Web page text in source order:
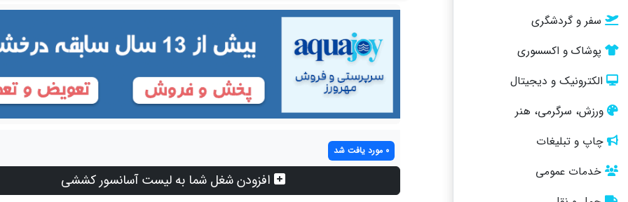
سفر و گردشگری
پوشاک و اکسسوری
الکترونیک و دیجیتال
ورزش، سرگرمی، هنر
چاپ و تبلیغات
خدمات عمومی
0 مورد یافت شد
افزودن شغل شما به لیست آسانسور کششی